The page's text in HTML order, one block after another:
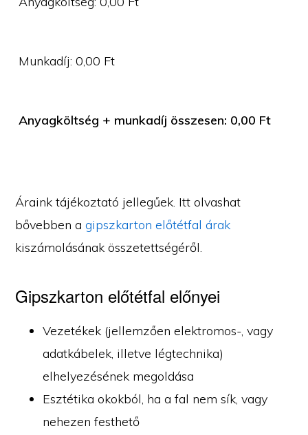
Munkadíj:0,00 Ft
Anyagköltség + munkadíj összesen: 0,00 Ft
Áraink tájékoztató jellegűek. Itt olvashat
bővebben agipszkarton előtétfal árak
kiszámolásának összetettségéről.
Gipszkarton előtétfal előnyei
Vezetékek (jellemzően elektromos-, vagy
adatkábelek, illetve légtechnika)
elhelyezésének megoldása
Esztétika okokból, ha a fal nem sík, vagy
nehezen festhető